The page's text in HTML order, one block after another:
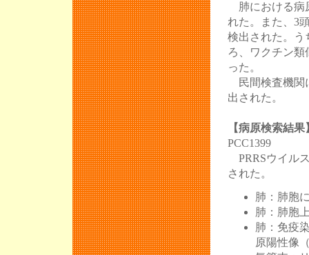
肺における病
れた。また、3
検出された。う
ろ、ワクチン類
った。
民間検査機関
出された。
【病原検索結果
PCC1399
PRRSウイル
された。
肺：肺胞
肺：肺胞
肺：免疫
原陽性像